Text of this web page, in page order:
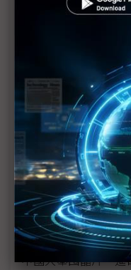
促AI資料中心加速
17個成員國遭拜登
更張」
美對AI晶片設下重
中國本土GPU面臨
美國擴大AI規管 開
未卜？
中國大舉囤晶片 進